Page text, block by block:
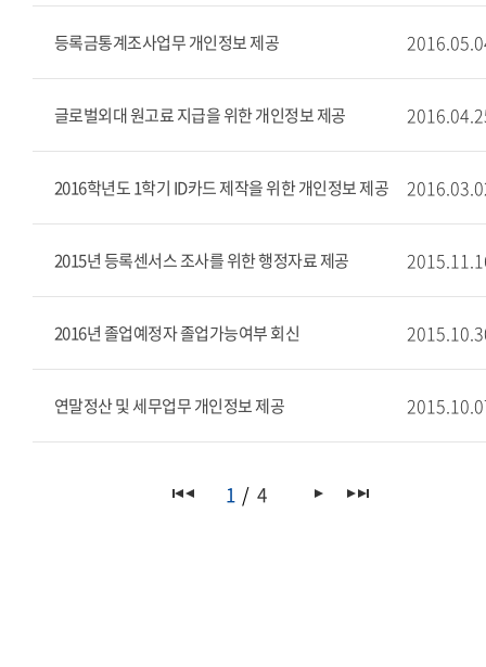
등록금통계조사업무 개인정보 제공
글로벌외대 원고료 지급을 위한 개인정보 제공
2016학년도 1학기 ID카드 제작을 위한 개인정보 제공
2015년 등록센서스 조사를 위한 행정자료 제공
2016년 졸업예정자 졸업가능여부 회신
연말정산 및 세무업무 개인정보 제공
1 4